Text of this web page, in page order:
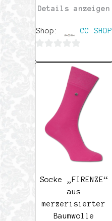
Details anzeigen
Shop: CC SHOP
Socke „FIRENZE“
aus
merzerisierter
Baumwolle